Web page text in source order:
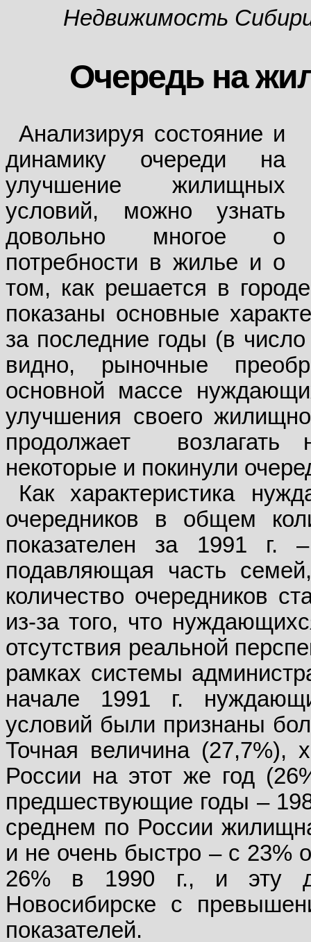
Недвижимость
Очередь на
Анализируя состояние и
динамику очереди на
улучшение жилищных
условий, можно узнать
довольно многое о
потребности в жилье и о
том, как решается в
показаны основные
за последние годы (в
видно, рыночные
основной массе
улучшения своего
продолжает
некоторые и покинули
Как характеристика
очередников в общем
показателен за 1991 г.
подавляющая часть
количество очередников
из-за того, что
отсутствия реальной
рамках системы
начале 1991 г.
условий были признаны
Точная величина (27,7%),
России на этот же год
предшествующие годы –
среднем по России
и не очень быстро – с 23%
26% в 1990 г., и эту
Новосибирске с
показателей.